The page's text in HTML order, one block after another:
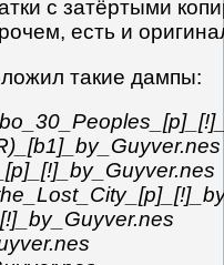
с затёртыми
есть и
такие дампы: